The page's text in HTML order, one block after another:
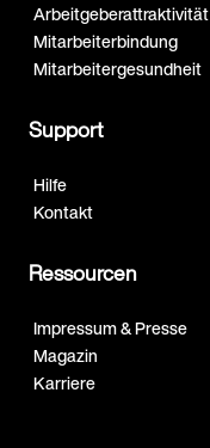
Arbeitgeberattraktivität
Mitarbeiterbindung
Mitarbeitergesundheit
Support
Hilfe
Kontakt
Ressourcen
Impressum & Presse
Magazin
Karriere